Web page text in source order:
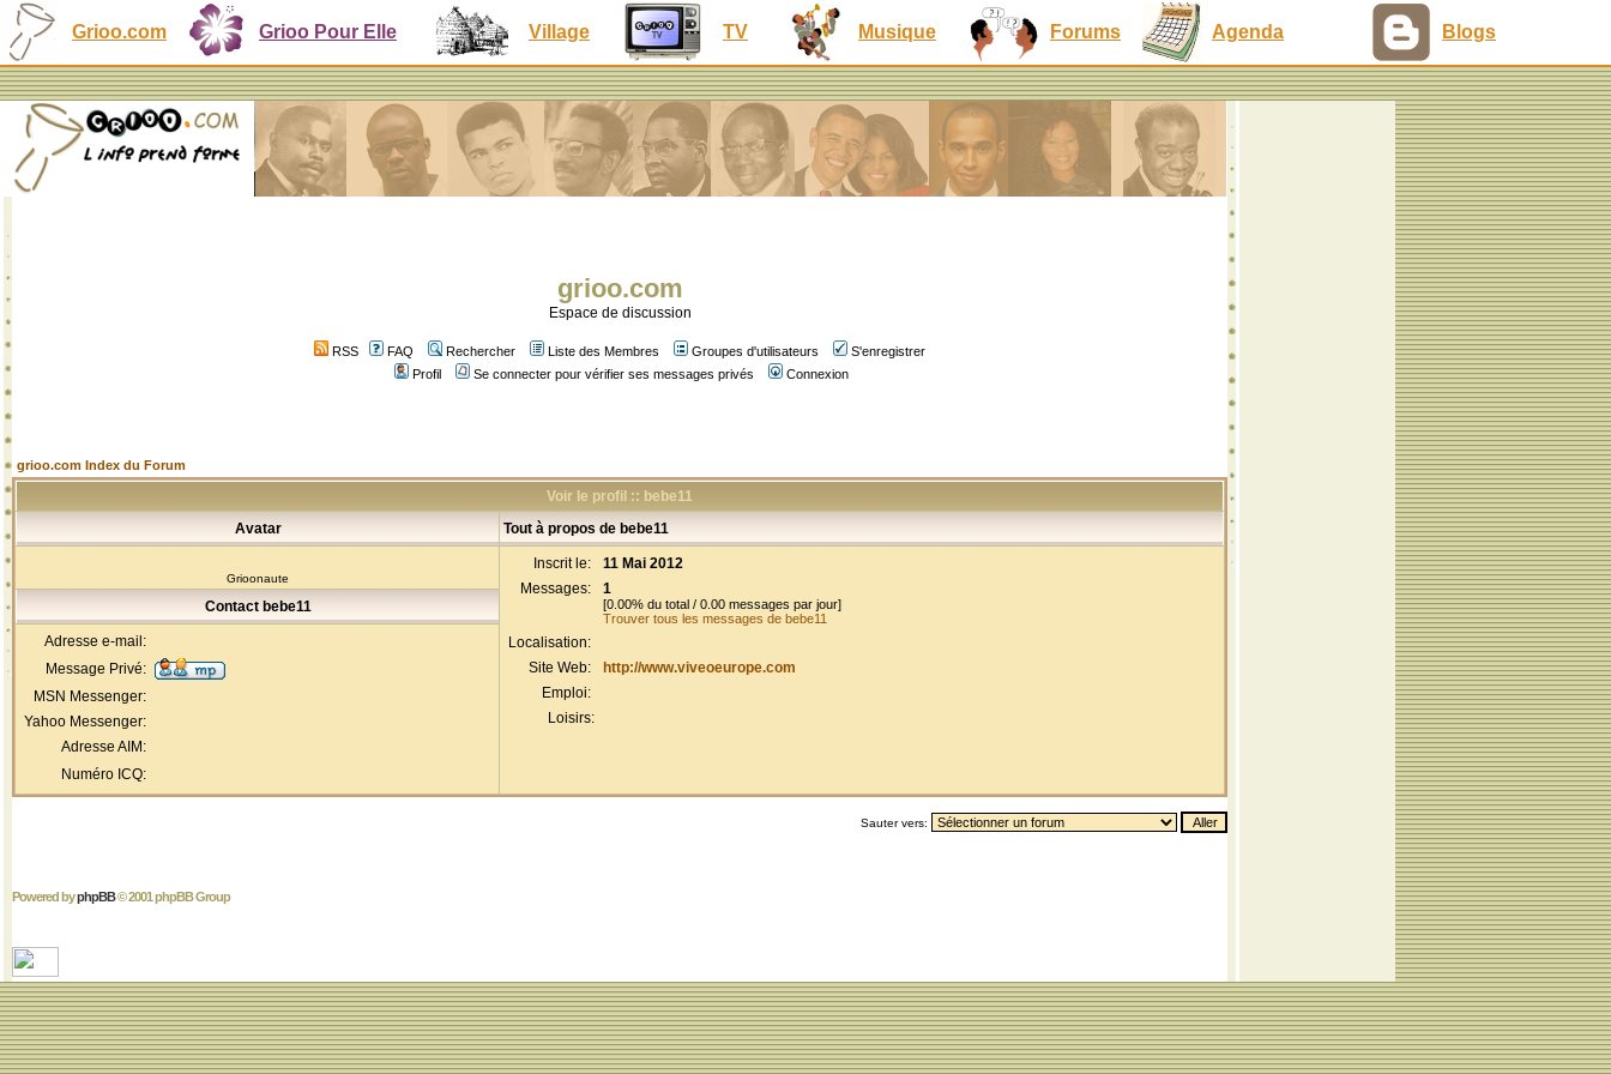
Grioo.com Grioo Pour Elle Village TV Musique Forums Agenda Blogs
grioo.com
Espace de discussion
RSS FAQ Rechercher Liste des Membres Groupes d'utilisateurs
S'enregistrer
Profil
Se connecter pour vérifier ses messages privés Connexion
grioo.com Index du Forum
Voir le profil :: bebe11
Avatar
Tout à propos de bebe11
Grioonaute
Inscrit le:
11 Mai 2012
Messages:
1
[0.00% du total / 0.00 messages par jour]
Trouver tous les messages de bebe11
Localisation:
Site Web:
http://www.viveoeurope.com
Emploi:
Loisirs:
Contact bebe11
Adresse e-mail:
Message Privé:
MSN Messenger:
Yahoo Messenger:
Adresse AIM:
Numéro ICQ:
Sauter vers:
Powered byphpBB© 2001 phpBB Group